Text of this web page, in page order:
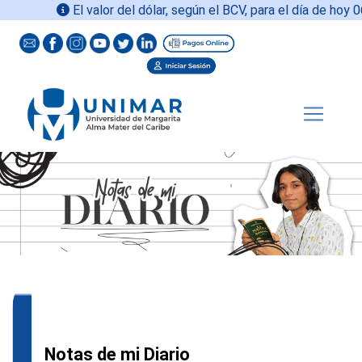
El valor del dólar, según el BCV, para el día de hoy06-
Notas de mi Diario